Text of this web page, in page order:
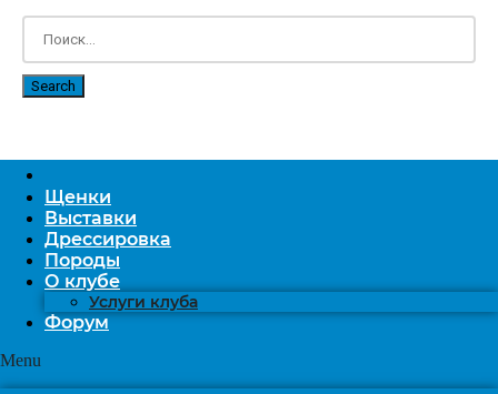
Search
Щенки
Выставки
Дрессировка
Породы
О клубе
Услуги клуба
Форум
Menu